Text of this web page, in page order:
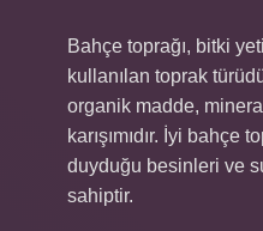
Bahçe toprağı, bitki
kullanılan toprak
organik madde,
karışımıdır. İyi bahçe
duyduğu besinleri ve
sahiptir.